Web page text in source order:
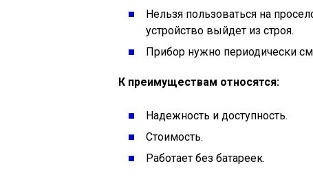
Нельзя пользоваться на
устройство выйдет из строя.
Прибор нужно периодически
К преимуществам относятся:
Надежность и доступность.
Стоимость.
Работает без батареек.